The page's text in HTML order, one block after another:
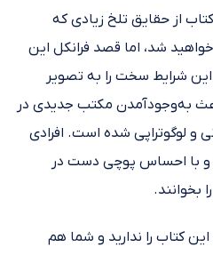
از حقایق تلخ زیادی که
شد، اما قصد فرانکل این
شرایط سخت را به تصویر
به‌وجود‌آمدن مکتب جدیدی در
و لوگوتراپی شده است. افرادی
و با احساس پوچی دست در
بخوانند.
کتاب را ندارید و شما هم